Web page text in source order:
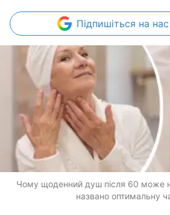
Підпишіться на
Чому щоденний душ після 60 може
названо оптимальну